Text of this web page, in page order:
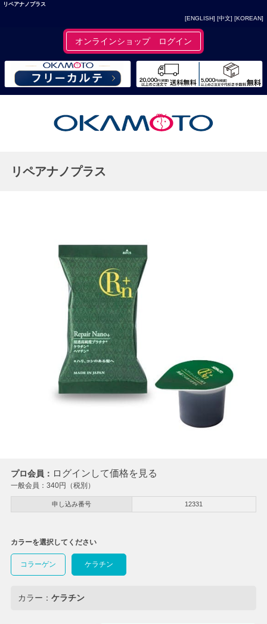
リペアナノプラス
[ENGLISH] [中文] [KOREAN]
オンラインショップ ログイン
リペアナノプラス
プロ会員： ログインして価格を見る
一般会員： 340円（税別）
申し込み番号 12331
カラーを選択してください
コラーゲン ケラチン
カラー： ケラチン